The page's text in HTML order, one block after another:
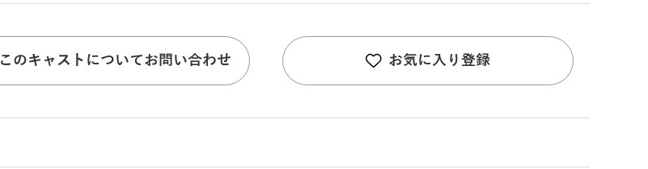
このキャストについてお問い合わせ お気に入り登録